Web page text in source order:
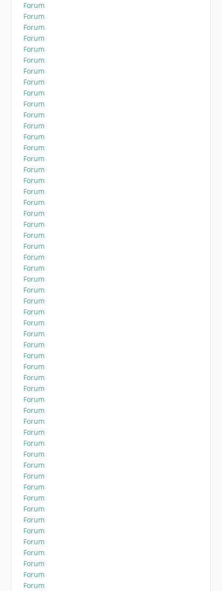
Forum
Forum
Forum
Forum
Forum
Forum
Forum
Forum
Forum
Forum
Forum
Forum
Forum
Forum
Forum
Forum
Forum
Forum
Forum
Forum
Forum
Forum
Forum
Forum
Forum
Forum
Forum
Forum
Forum
Forum
Forum
Forum
Forum
Forum
Forum
Forum
Forum
Forum
Forum
Forum
Forum
Forum
Forum
Forum
Forum
Forum
Forum
Forum
Forum
Forum
Forum
Forum
Forum
Forum